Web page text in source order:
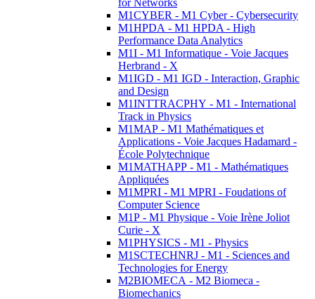
for Networks
M1CYBER - M1 Cyber - Cybersecurity
M1HPDA - M1 HPDA - High
Performance Data Analytics
M1I - M1 Informatique - Voie Jacques
Herbrand - X
M1IGD - M1 IGD - Interaction, Graphic
and Design
M1INTTRACPHY - M1 - International
Track in Physics
M1MAP - M1 Mathématiques et
Applications - Voie Jacques Hadamard -
École Polytechnique
M1MATHAPP - M1 - Mathématiques
Appliquées
M1MPRI - M1 MPRI - Foudations of
Computer Science
M1P - M1 Physique - Voie Irène Joliot
Curie - X
M1PHYSICS - M1 - Physics
M1SCTECHNRJ - M1 - Sciences and
Technologies for Energy
M2BIOMECA - M2 Biomeca -
Biomechanics